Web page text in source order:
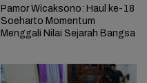
Pamor Wicaksono: Haul ke-18
Soeharto Momentum
Menggali Nilai Sejarah Bangsa